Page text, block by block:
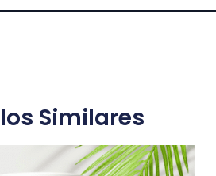
Similares